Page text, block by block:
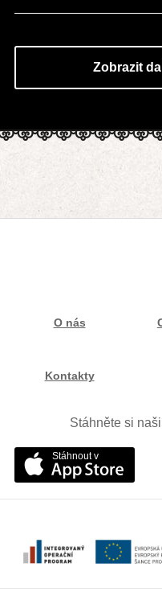
Zobrazit
O nás
Kontakty
Stáhněte si
Stáhnout v